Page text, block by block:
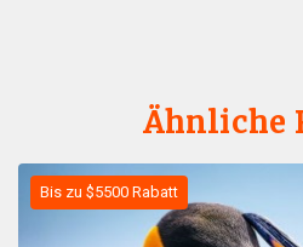
Ähnliche
Bis zu $5500 Rabatt